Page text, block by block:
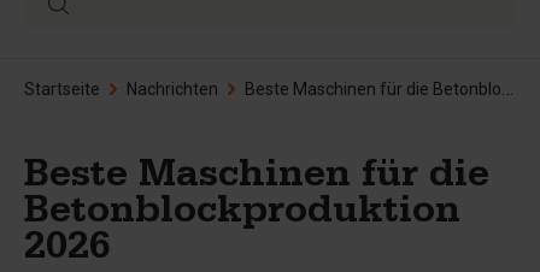
Startseite Nachrichten Beste Maschinen für die Betonblockproduktion 2026
Beste Maschinen für die
Betonblockproduktion
2026